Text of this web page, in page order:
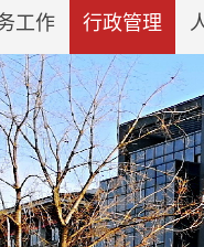
工作 行政管理